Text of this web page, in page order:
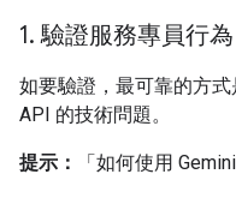
1. 驗證服務專員行為
如要驗證，最可靠的方
API 的技術問題。
提示： 「如何使用